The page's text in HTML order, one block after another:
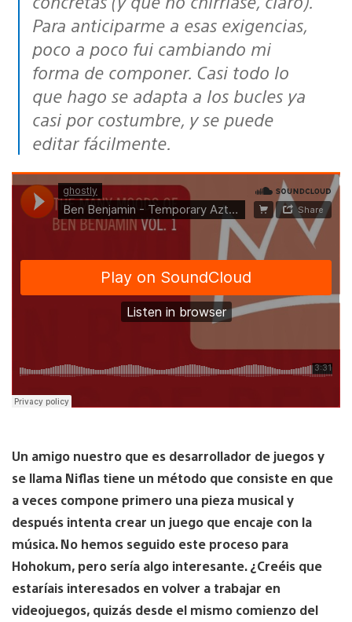
Para anticiparme a esas exigencias,
poco a poco fui cambiando mi
forma de componer. Casi todo lo
que hago se adapta a los bucles ya
casi por costumbre, y se puede
editar fácilmente.
Un amigo nuestro que es desarrollador de juegos y
se llama Niflas tiene un método que consiste en que
a veces compone primero una pieza musical y
después intenta crear un juego que encaje con la
música. No hemos seguido este proceso para
Hohokum, pero sería algo interesante. ¿Creéis que
estaríais interesados en volver a trabajar en
videojuegos, quizás desde el mismo comienzo del